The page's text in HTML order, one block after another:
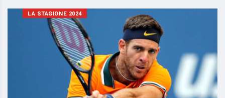
LA STAGIONE 2024